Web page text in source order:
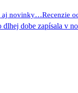
aj novinky…Recenzie
dlhej dobe zapísala v